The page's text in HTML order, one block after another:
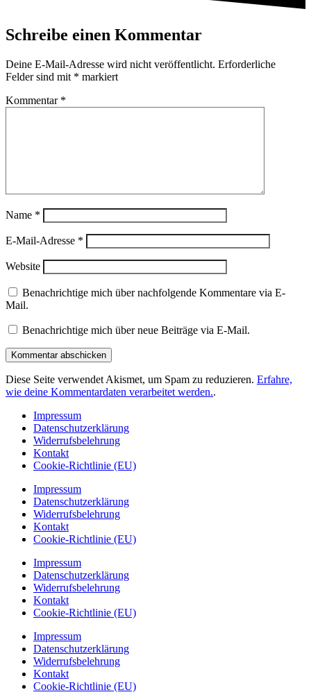
Schreibe einen Kommentar
Deine E-Mail-Adresse wird nicht veröffentlicht. Erforderliche
Felder sind mit * markiert
Kommentar *
Name *
E-Mail-Adresse *
Website
Benachrichtige mich über nachfolgende Kommentare via E-
Mail.
Benachrichtige mich über neue Beiträge via E-Mail.
Diese Seite verwendet Akismet, um Spam zu reduzieren. Erfahre,
wie deine Kommentardaten verarbeitet werden..
Impressum
Datenschutzerklärung
Widerrufsbelehrung
Kontakt
Cookie-Richtlinie (EU)
Impressum
Datenschutzerklärung
Widerrufsbelehrung
Kontakt
Cookie-Richtlinie (EU)
Impressum
Datenschutzerklärung
Widerrufsbelehrung
Kontakt
Cookie-Richtlinie (EU)
Impressum
Datenschutzerklärung
Widerrufsbelehrung
Kontakt
Cookie-Richtlinie (EU)